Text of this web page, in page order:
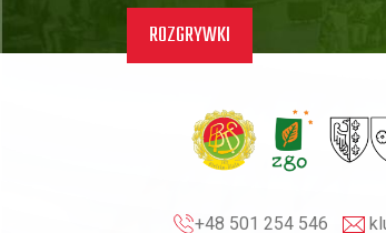
ROZGRYWKI
+48 501 254 546